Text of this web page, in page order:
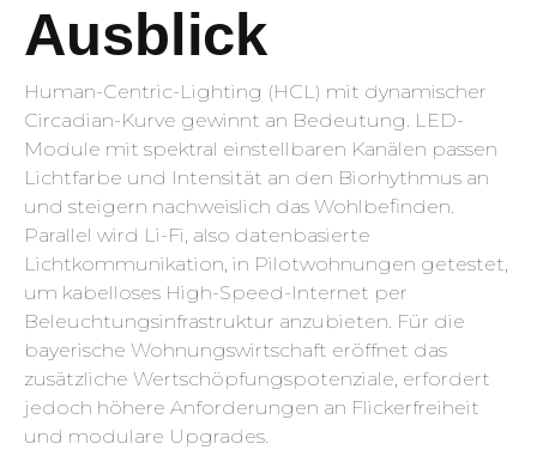
Ausblick
Human-Centric-Lighting (HCL) mit dynamischer
Circadian-Kurve gewinnt an Bedeutung. LED-
Module mit spektral einstellbaren Kanälen passen
Lichtfarbe und Intensität an den Biorhythmus an
und steigern nachweislich das Wohlbefinden.
Parallel wird Li-Fi, also datenbasierte
Lichtkommunikation, in Pilotwohnungen getestet,
um kabelloses High-Speed-Internet per
Beleuchtungsinfrastruktur anzubieten. Für die
bayerische Wohnungswirtschaft eröffnet das
zusätzliche Wertschöpfungspotenziale, erfordert
jedoch höhere Anforderungen an Flickerfreiheit
und modulare Upgrades.